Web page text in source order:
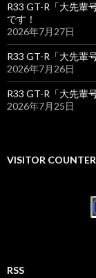
R33 GT-R「大先輩
です！
2026年7月27日
R33 GT-R「大先輩
2026年7月26日
R33 GT-R「大先輩
2026年7月25日
VISITOR COUNTER
RSS